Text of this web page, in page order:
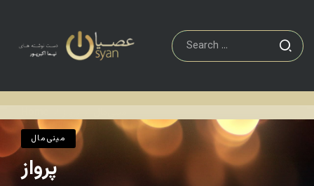
مينی‌مال
پرواز